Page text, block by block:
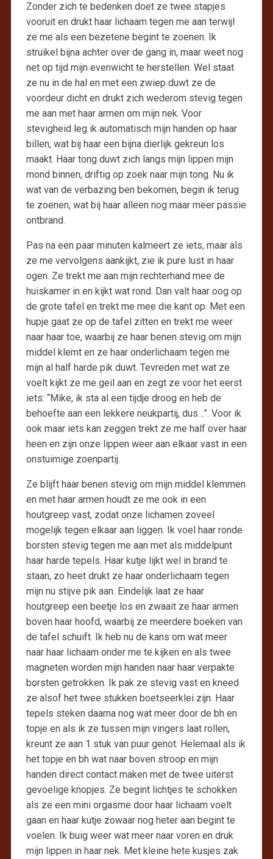
Zonder zich te bedenken doet ze twee stapjes
vooruit en drukt haar lichaam tegen me aan terwijl
ze me als een bezetene begint te zoenen. Ik
struikel bijna achter over de gang in, maar weet nog
net op tijd mijn evenwicht te herstellen. Wel staat
ze nu in de hal en met een zwiep duwt ze de
voordeur dicht en drukt zich wederom stevig tegen
me aan met haar armen om mijn nek. Voor
stevigheid leg ik automatisch mijn handen op haar
billen, wat bij haar een bijna dierlijk gekreun los
maakt. Haar tong duwt zich langs mijn lippen mijn
mond binnen, driftig op zoek naar mijn tong. Nu ik
wat van de verbazing ben bekomen, begin ik terug
te zoenen, wat bij haar alleen nog maar meer passie
ontbrand.
Pas na een paar minuten kalmeert ze iets, maar als
ze me vervolgens aankijkt, zie ik pure lust in haar
ogen. Ze trekt me aan mijn rechterhand mee de
huiskamer in en kijkt wat rond. Dan valt haar oog op
de grote tafel en trekt me mee die kant op. Met een
hupje gaat ze op de tafel zitten en trekt me weer
naar haar toe, waarbij ze haar benen stevig om mijn
middel klemt en ze haar onderlichaam tegen me
mijn al half harde pik duwt. Tevreden met wat ze
voelt kijkt ze me geil aan en zegt ze voor het eerst
iets: “Mike, ik sta al een tijdje droog en heb de
behoefte aan een lekkere neukpartij, dus…”. Voor ik
ook maar iets kan zeggen trekt ze me half over haar
heen en zijn onze lippen weer aan elkaar vast in een
onstuimige zoenpartij.
Ze blijft haar benen stevig om mijn middel klemmen
en met haar armen houdt ze me ook in een
houtgreep vast, zodat onze lichamen zoveel
mogelijk tegen elkaar aan liggen. Ik voel haar ronde
borsten stevig tegen me aan met als middelpunt
haar harde tepels. Haar kutje lijkt wel in brand te
staan, zo heet drukt ze haar onderlichaam tegen
mijn nu stijve pik aan. Eindelijk laat ze haar
houtgreep een beetje los en zwaait ze haar armen
boven haar hoofd, waarbij ze meerdere boeken van
de tafel schuift. Ik heb nu de kans om wat meer
naar haar lichaam onder me te kijken en als twee
magneten worden mijn handen naar haar verpakte
borsten getrokken. Ik pak ze stevig vast en kneed
ze alsof het twee stukken boetseerklei zijn. Haar
tepels steken daarna nog wat meer door de bh en
topje en als ik ze tussen mijn vingers laat rollen,
kreunt ze aan 1 stuk van puur genot. Helemaal als ik
het topje en bh wat naar boven stroop en mijn
handen direct contact maken met de twee uiterst
gevoelige knopjes. Ze begint lichtjes te schokken
als ze een mini orgasme door haar lichaam voelt
gaan en haar kutje zowaar nog heter aan begint te
voelen. Ik buig weer wat meer naar voren en druk
mijn lippen in haar nek. Met kleine hete kusjes zak